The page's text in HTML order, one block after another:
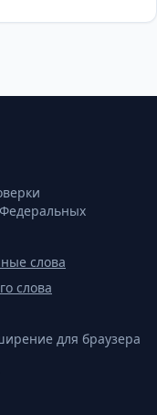
слова
слова
для браузера